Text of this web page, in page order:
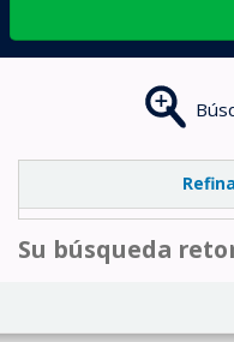
Su búsqueda